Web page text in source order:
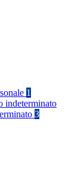
1
indeterminato
3